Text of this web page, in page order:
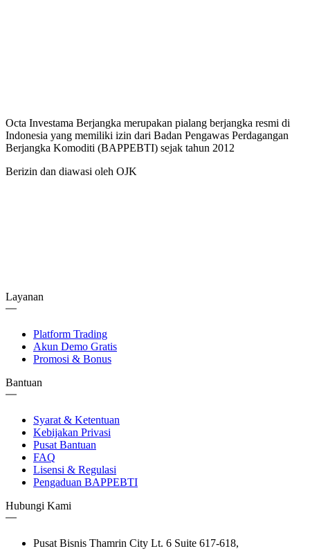
Octa Investama Berjangka merupakan pialang berjangka resmi di
Indonesia yang memiliki izin dari Badan Pengawas Perdagangan
Berjangka Komoditi (BAPPEBTI) sejak tahun 2012
Berizin dan diawasi oleh OJK
Layanan
Platform Trading
Akun Demo Gratis
Promosi & Bonus
Bantuan
Syarat & Ketentuan
Kebijakan Privasi
Pusat Bantuan
FAQ
Lisensi & Regulasi
Pengaduan BAPPEBTI
Hubungi Kami
Pusat Bisnis Thamrin City Lt. 6 Suite 617-618,